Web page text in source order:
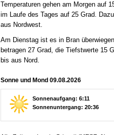
Temperaturen gehen am Morgen auf
im Laufe des Tages auf 25 Grad.
aus Nordwest.
Am Dienstag ist es in Bran
betragen 27 Grad, die Tiefstwerte 15
bis aus Nord.
Sonne und Mond 09.08.2026
Sonnenaufgang: 6:11
Sonnenuntergang: 20:36